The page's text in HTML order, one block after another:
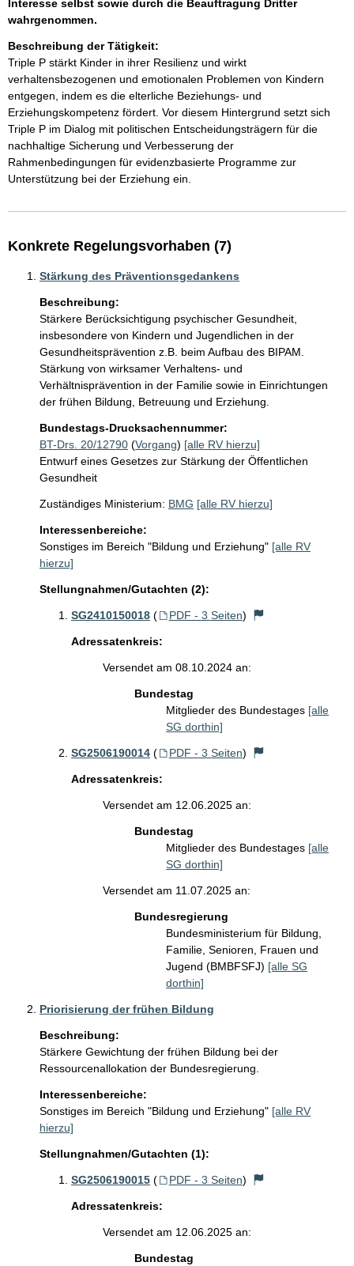
Interesse selbst sowie durch die Beauftragung Dritter
wahrgenommen.
Beschreibung der Tätigkeit:
Triple P stärkt Kinder in ihrer Resilienz und wirkt
verhaltensbezogenen und emotionalen Problemen von Kindern
entgegen, indem es die elterliche Beziehungs- und
Erziehungskompetenz fördert. Vor diesem Hintergrund setzt sich
Triple P im Dialog mit politischen Entscheidungsträgern für die
nachhaltige Sicherung und Verbesserung der
Rahmenbedingungen für evidenzbasierte Programme zur
Unterstützung bei der Erziehung ein.
Konkrete Regelungsvorhaben (7)
Stärkung des Präventionsgedankens
Beschreibung:
Stärkere Berücksichtigung psychischer Gesundheit,
insbesondere von Kindern und Jugendlichen in der
Gesundheitsprävention z.B. beim Aufbau des BIPAM.
Stärkung von wirksamer Verhaltens- und
Verhältnisprävention in der Familie sowie in Einrichtungen
der frühen Bildung, Betreuung und Erziehung.
Bundestags-Drucksachennummer:
BT-Drs. 20/12790 (Vorgang) [alle RV hierzu]
Entwurf eines Gesetzes zur Stärkung der Öffentlichen
Gesundheit
Zuständiges Ministerium: BMG [alle RV hierzu]
Interessenbereiche:
Sonstiges im Bereich "Bildung und Erziehung" [alle RV
hierzu]
Stellungnahmen/Gutachten (2):
SG2410150018 ( PDF - 3 Seiten)
Adressatenkreis:
Versendet am 08.10.2024 an:
Bundestag
Mitglieder des Bundestages [alle
SG dorthin]
SG2506190014 ( PDF - 3 Seiten)
Adressatenkreis:
Versendet am 12.06.2025 an:
Bundestag
Mitglieder des Bundestages [alle
SG dorthin]
Versendet am 11.07.2025 an:
Bundesregierung
Bundesministerium für Bildung,
Familie, Senioren, Frauen und
Jugend (BMBFSFJ) [alle SG
dorthin]
Priorisierung der frühen Bildung
Beschreibung:
Stärkere Gewichtung der frühen Bildung bei der
Ressourcenallokation der Bundesregierung.
Interessenbereiche:
Sonstiges im Bereich "Bildung und Erziehung" [alle RV
hierzu]
Stellungnahmen/Gutachten (1):
SG2506190015 ( PDF - 3 Seiten)
Adressatenkreis:
Versendet am 12.06.2025 an:
Bundestag